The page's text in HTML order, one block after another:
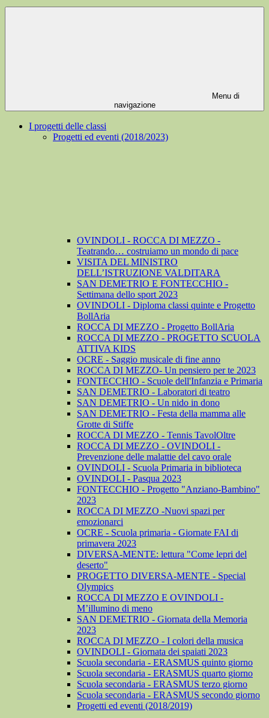
Menu di
navigazione
I progetti delle classi
Progetti ed eventi (2018/2023)
OVINDOLI - ROCCA DI MEZZO -
Teatrando… costruiamo un mondo di pace
VISITA DEL MINISTRO
DELL’ISTRUZIONE VALDITARA
SAN DEMETRIO E FONTECCHIO -
Settimana dello sport 2023
OVINDOLI - Diploma classi quinte e Progetto
BollAria
ROCCA DI MEZZO - Progetto BollAria
ROCCA DI MEZZO - PROGETTO SCUOLA
ATTIVA KIDS
OCRE - Saggio musicale di fine anno
ROCCA DI MEZZO- Un pensiero per te 2023
FONTECCHIO - Scuole dell'Infanzia e Primaria
SAN DEMETRIO - Laboratori di teatro
SAN DEMETRIO - Un nido in dono
SAN DEMETRIO - Festa della mamma alle
Grotte di Stiffe
ROCCA DI MEZZO - Tennis TavolOltre
ROCCA DI MEZZO - OVINDOLI -
Prevenzione delle malattie del cavo orale
OVINDOLI - Scuola Primaria in biblioteca
OVINDOLI - Pasqua 2023
FONTECCHIO - Progetto "Anziano-Bambino"
2023
ROCCA DI MEZZO -Nuovi spazi per
emozionarci
OCRE - Scuola primaria - Giornate FAI di
primavera 2023
DIVERSA-MENTE: lettura "Come lepri del
deserto"
PROGETTO DIVERSA-MENTE - Special
Olympics
ROCCA DI MEZZO E OVINDOLI -
M’illumino di meno
SAN DEMETRIO - Giornata della Memoria
2023
ROCCA DI MEZZO - I colori della musica
OVINDOLI - Giornata dei spaiati 2023
Scuola secondaria - ERASMUS quinto giorno
Scuola secondaria - ERASMUS quarto giorno
Scuola secondaria - ERASMUS terzo giorno
Scuola secondaria - ERASMUS secondo giorno
Progetti ed eventi (2018/2019)